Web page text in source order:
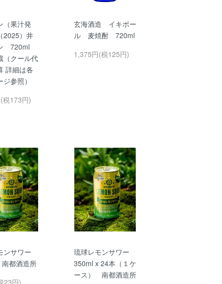
（果汁発
2025）井
720ml
クール代
詳細は各
参照）
税173円)
玄海酒造 イキボー
ル 麦焼酎 720ml
1,375円(税125円)
ンサワー
都酒造所
琉球レモンサワー
350ml x 24本（１ケ
ース） 南都酒造所